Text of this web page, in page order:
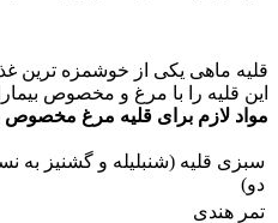
قلیه ماهی یکی از خوشمزه ترین
این قلیه را با مرغ و مخصوص
مواد لازم برای قلیه مرغ مخصوص
سبزی قلیه (شنبلیله و گشنیز به
دو)
تمر هندی